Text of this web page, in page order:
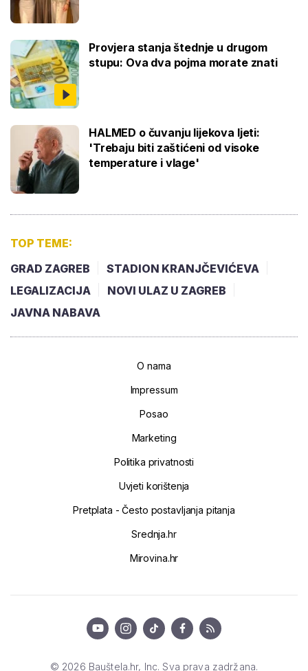
Provjera stanja štednje u drugom
stupu: Ova dva pojma morate znati
HALMED o čuvanju lijekova ljeti:
'Trebaju biti zaštićeni od visoke
temperature i vlage'
TOP TEME:
GRAD ZAGREB
STADION KRANJČEVIĆEVA
LEGALIZACIJA
NOVI ULAZ U ZAGREB
JAVNA NABAVA
O nama
Impressum
Posao
Marketing
Politika privatnosti
Uvjeti korištenja
Pretplata - Često postavljanja pitanja
Srednja.hr
Mirovina.hr
© 2026 Bauštela.hr, Inc. Sva prava zadržana.